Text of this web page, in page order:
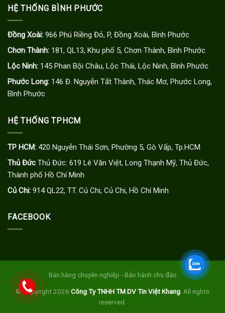
HỆ THỐNG BÌNH PHƯỚC
Đồng Xoài: 966 Phú Riềng Đỏ, P, Đồng Xoài, Bình Phước
Chơn Thành: 181, QL13, Khu phố 5, Chơn Thành, Bình Phước
Lộc Ninh: 145 Phan Bội Châu, Lộc Thái, Lộc Ninh, Bình Phước
Phước Long: 146 Đ. Nguyễn Tất Thành, Thác Mơ, Phước Long,
Bình Phước
HỆ THỐNG TPHCM
TP HCM: 420 Nguyễn Thái Sơn, Phường 5, Gò Vấp, Tp.HCM
Thủ Đức Thủ Đức: 619 Lê Văn Việt, Long Thạnh Mỹ, Thủ Đức,
Thành phố Hồ Chí Minh
Củ Chi: 914 QL22, TT. Củ Chi, Củ Chi, Hồ Chí Minh
FACEBOOK
Bán hàng chuyên nghiệp - Bảo hành chu đáo
© Copyright2026 Công Ty TNHH TM DV Tin Việt Khang. All rights
reserved.